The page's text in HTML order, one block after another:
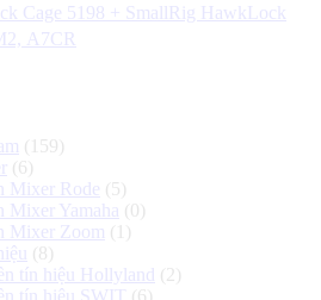
Cage 5198 + SmallRig HawkLock
A7CR
₫.
(159)
(6)
Mixer Rode (5)
Mixer Yamaha (0)
Mixer Zoom (1)
(8)
tín hiệu Hollyland
(2)
tín hiệu SWIT (6)